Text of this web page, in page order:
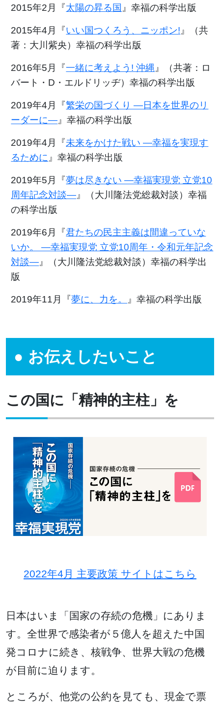
2015年2月『太陽の昇る国 』幸福の科学出版
2015年4月『いい国つくろう、ニッポン!』（共
著：大川紫央）幸福の科学出版
2016年5月『一緒に考えよう! 沖縄』（共著：ロ
バート・D・エルドリッヂ）幸福の科学出版
2019年4月『繁栄の国づくり ―日本を世界のリ
ーダーに―』幸福の科学出版
2019年4月『未来をかけた戦い ―幸福を実現す
るために』幸福の科学出版
2019年5月『夢は尽きない ―幸福実現党 立党10
周年記念対談―』（大川隆法党総裁対談）幸福
の科学出版
2019年6月『君たちの民主主義は間違っていな
いか。 ―幸福実現党 立党10周年・令和元年記念
対談―』（大川隆法党総裁対談）幸福の科学出
版
2019年11月『夢に、力を。 』幸福の科学出版
お伝えしたいこと
この国に「精神的主柱」を
2022年4月 主要政策 サイトはこちら
日本はいま「国家の存続の危機」にありま
す。全世界で感染者が５億人を超えた中国
発コロナに続き、核戦争、世界大戦の危機
が目前に迫ります。
ところが、他党の公約を見ても、現金で票